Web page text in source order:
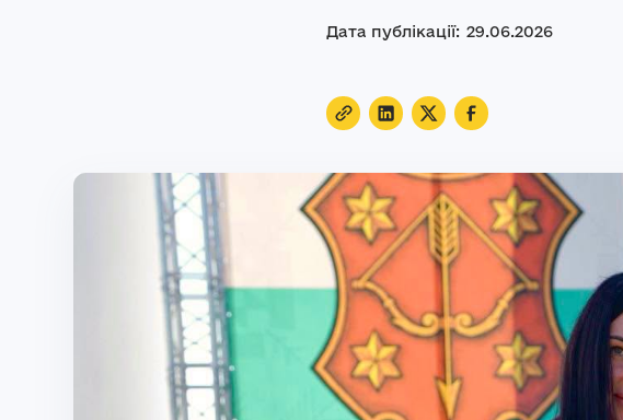
Дата публікації: 29.06.2026